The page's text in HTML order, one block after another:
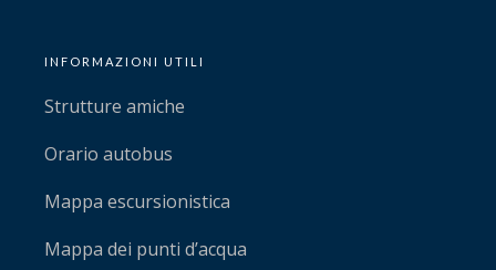
INFORMAZIONI UTILI
Strutture amiche
Orario autobus
Mappa escursionistica
Mappa dei punti d’acqua